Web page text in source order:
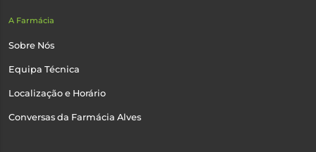
A Farmácia
Sobre Nós
Equipa Técnica
Localização e Horário
Conversas da Farmácia Alves